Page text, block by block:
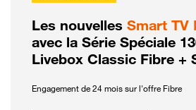
Les nouvelles Smart TV
avec la Série Spéciale
Livebox Classic Fibre +
Engagement de 24 mois sur l'offre Fibre